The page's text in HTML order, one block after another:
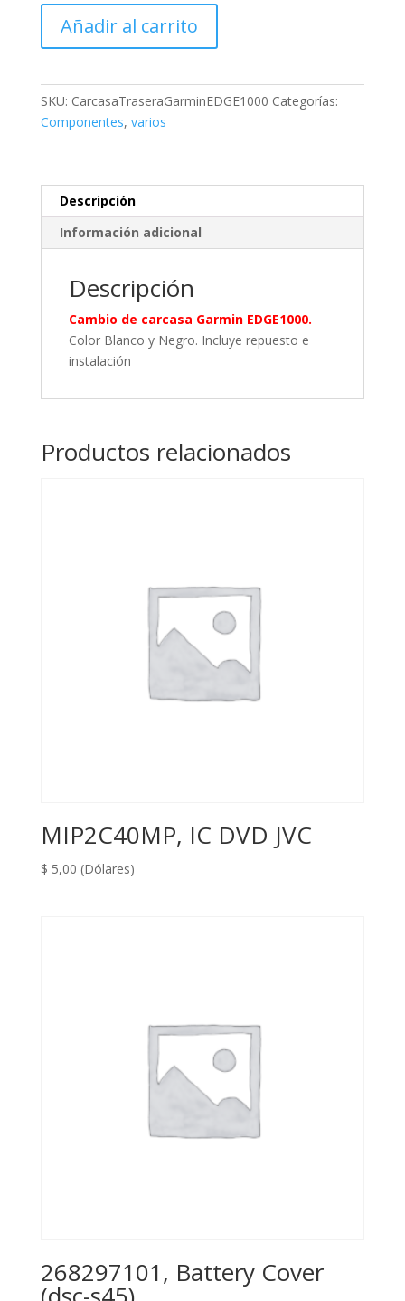
Cambio
EDGE1000
cantidad
Añadir al carrito
SKU: CarcasaTraseraGarminEDGE1000 Categorías:
Componentes, varios
Descripción
Información adicional
Descripción
Cambio de carcasa Garmin EDGE1000.
Color Blanco y Negro. Incluye repuesto e
instalación
Productos relacionados
MIP2C40MP, IC DVD JVC
$ 5,00 (Dólares)
268297101, Battery Cover